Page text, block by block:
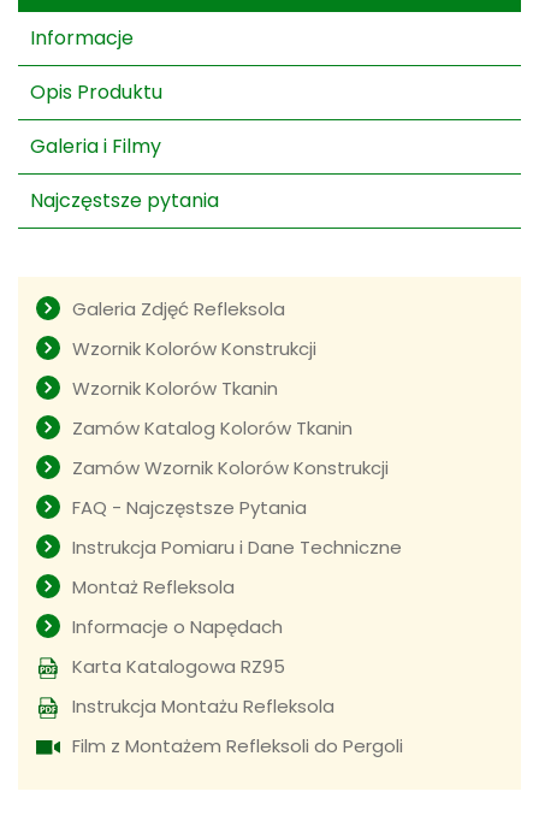
kaseta
Informacje
Opis Produktu
Galeria i Filmy
Najczęstsze pytania
Galeria Zdjęć Refleksola
Wzornik Kolorów Konstrukcji
Wzornik Kolorów Tkanin
Zamów Katalog Kolorów Tkanin
Zamów Wzornik Kolorów Konstrukcji
FAQ - Najczęstsze Pytania
Instrukcja Pomiaru i Dane Techniczne
Montaż Refleksola
Informacje o Napędach
Karta Katalogowa RZ95
Instrukcja Montażu Refleksola
Film z Montażem Refleksoli do Pergoli